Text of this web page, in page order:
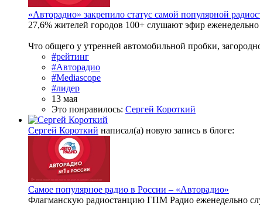
«Авторадио» закрепило статус самой популярной
27,6% жителей городов 100+ слушают эфир
Что общего у утренней автомобильной пробки,
#рейтинг
#Авторадио
#Mediascope
#лидер
13 мая
Это понравилось: Сергей Короткий
Сергей Короткий написал(а) новую запись в блоге:
Самое популярное радио в России – «Авторадио»
Флагманскую радиостанцию ГПМ Радио еженедельно